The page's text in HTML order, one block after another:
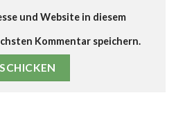
und Website in diesem
Kommentar speichern.